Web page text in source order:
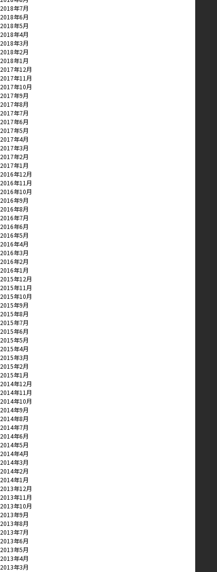
2018年7月
2018年6月
2018年5月
2018年4月
2018年3月
2018年2月
2018年1月
2017年12月
2017年11月
2017年10月
2017年9月
2017年8月
2017年7月
2017年6月
2017年5月
2017年4月
2017年3月
2017年2月
2017年1月
2016年12月
2016年11月
2016年10月
2016年9月
2016年8月
2016年7月
2016年6月
2016年5月
2016年4月
2016年3月
2016年2月
2016年1月
2015年12月
2015年11月
2015年10月
2015年9月
2015年8月
2015年7月
2015年6月
2015年5月
2015年4月
2015年3月
2015年2月
2015年1月
2014年12月
2014年11月
2014年10月
2014年9月
2014年8月
2014年7月
2014年6月
2014年5月
2014年4月
2014年3月
2014年2月
2014年1月
2013年12月
2013年11月
2013年10月
2013年9月
2013年8月
2013年7月
2013年6月
2013年5月
2013年4月
2013年3月